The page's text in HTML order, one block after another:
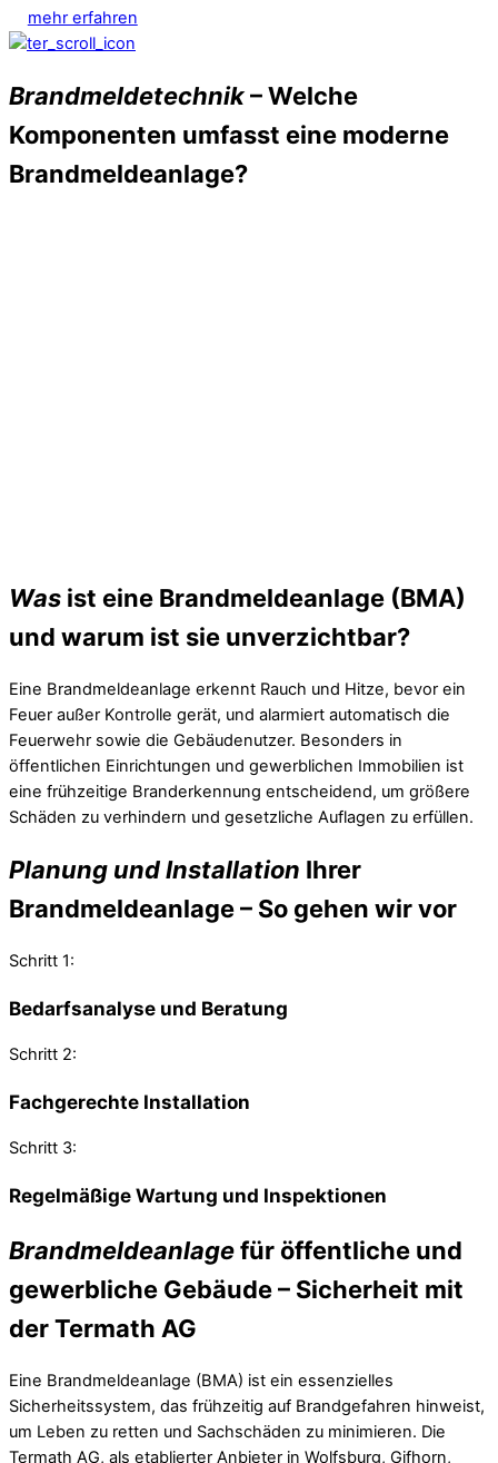
mehr erfahren
Brandmeldetechnik– Welche
Komponenten umfasst eine moderne
Brandmeldeanlage?
Was ist eine Brandmeldeanlage (BMA)
und warum ist sie unverzichtbar?
Eine Brandmeldeanlage erkennt Rauch und Hitze, bevor ein
Feuer außer Kontrolle gerät, und alarmiert automatisch die
Feuerwehr sowie die Gebäudenutzer. Besonders in
öffentlichen Einrichtungen und gewerblichen Immobilien ist
eine frühzeitige Branderkennung entscheidend, um größere
Schäden zu verhindern und gesetzliche Auflagen zu erfüllen.
Planung und Installation Ihrer
Brandmeldeanlage – So gehen wir vor
Schritt 1:
Bedarfsanalyse und Beratung
Schritt 2:
Fachgerechte Installation
Schritt 3:
Regelmäßige Wartung und Inspektionen
Brandmeldeanlagefür öffentliche und
gewerbliche Gebäude – Sicherheit mit
der Termath AG
Eine Brandmeldeanlage (BMA) ist ein essenzielles
Sicherheitssystem, das frühzeitig auf Brandgefahren hinweist,
um Leben zu retten und Sachschäden zu minimieren. Die
Termath AG, als etablierter Anbieter in Wolfsburg, Gifhorn,